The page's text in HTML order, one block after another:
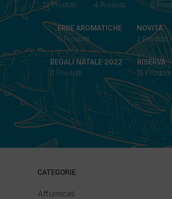
12 Prodotti
4 Prodotti
0
ERBE AROMATICHE
0 Prodotti
NOVITÀ
2 Prodotti
REGALI NATALE 2022
0 Prodotti
RISERVA
15 Prodotti
CATEGORIE
Affumicati